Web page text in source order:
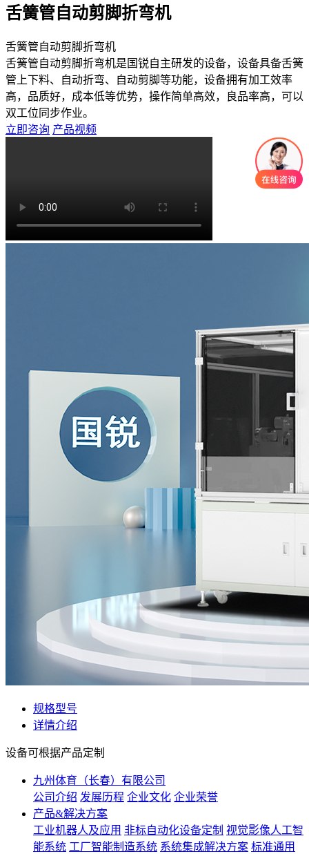
舌簧管自动剪脚折弯机
舌簧管自动剪脚折弯机
舌簧管自动剪脚折弯机是国锐自主研发的设备，设备具备舌簧
管上下料、自动折弯、自动剪脚等功能，设备拥有加工效率
高，品质好，成本低等优势，操作简单高效，良品率高，可以
双工位同步作业。
立即咨询 产品视频
规格型号
详情介绍
设备可根据产品定制
九州体育（长春）有限公司
公司介绍 发展历程 企业文化 企业荣誉
产品&解决方案
工业机器人及应用 非标自动化设备定制 视觉影像人工智
能系统 工厂智能制造系统 系统集成解决方案 标准通用